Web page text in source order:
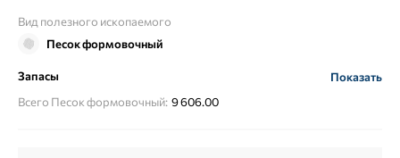
Вид полезного ископаемого
Песок формовочный
Запасы
Показать
Всего Песок формовочный: 9 606.00